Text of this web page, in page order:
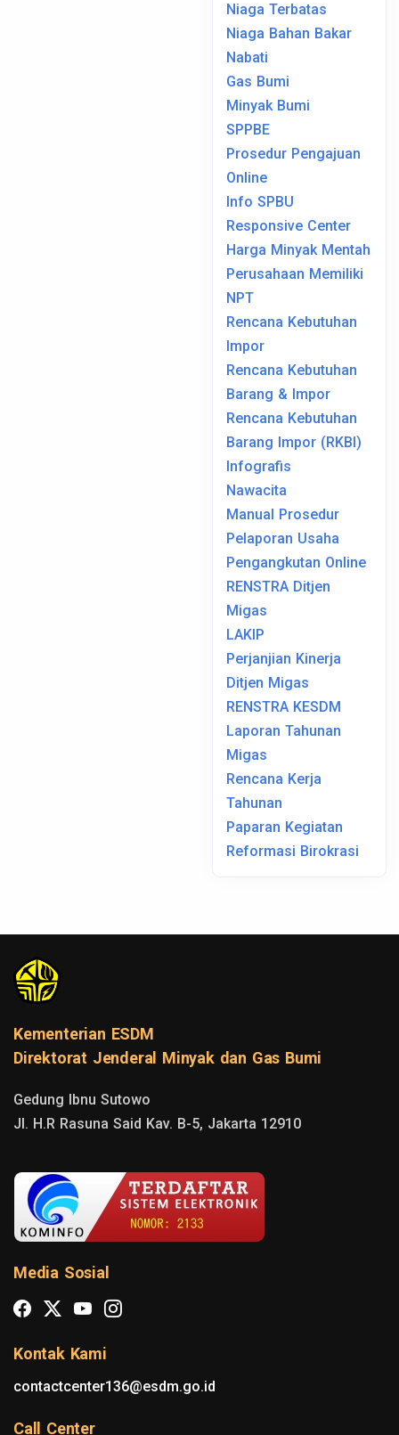
Niaga Terbatas
Niaga Bahan Bakar
Nabati
Gas Bumi
Minyak Bumi
SPPBE
Prosedur Pengajuan
Online
Info SPBU
Responsive Center
Harga Minyak Mentah
Perusahaan Memiliki
NPT
Rencana Kebutuhan
Impor
Rencana Kebutuhan
Barang & Impor
Rencana Kebutuhan
Barang Impor (RKBI)
Infografis
Nawacita
Manual Prosedur
Pelaporan Usaha
Pengangkutan Online
RENSTRA Ditjen
Migas
LAKIP
Perjanjian Kinerja
Ditjen Migas
RENSTRA KESDM
Laporan Tahunan
Migas
Rencana Kerja
Tahunan
Paparan Kegiatan
Reformasi Birokrasi
Kementerian ESDM
Direktorat Jenderal Minyak dan Gas Bumi
Gedung Ibnu Sutowo
Jl. H.R Rasuna Said Kav. B-5, Jakarta 12910
Media Sosial
Kontak Kami
contactcenter136@esdm.go.id
Call Center